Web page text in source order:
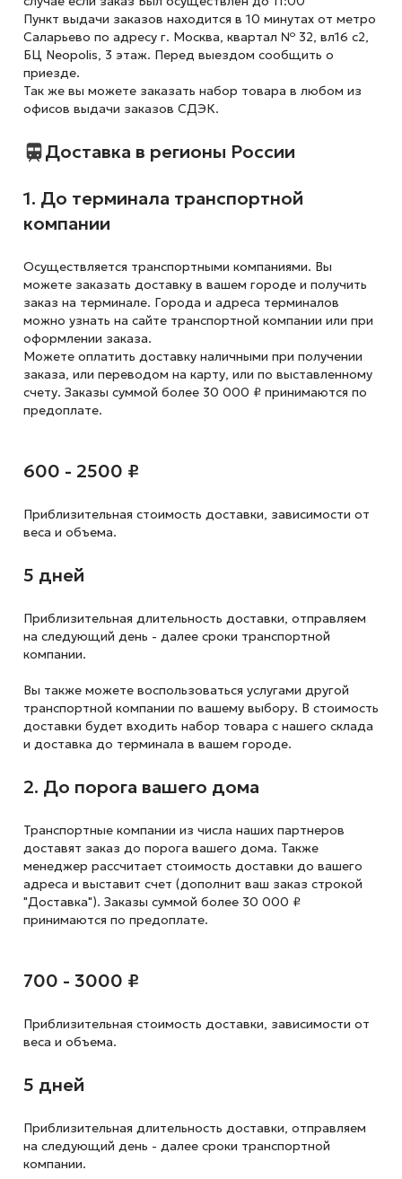
Пункт выдачи заказов находится в 10 минутах от метро
Саларьево по адресу г. Москва, квартал № 32, вл16 с2,
БЦ Neopolis, 3 этаж. Перед выездом сообщить о
приезде.
Так же вы можете заказать набор товара в любом из
офисов выдачи заказов СДЭК.
Доставка в регионы России
1. До терминала транспортной
компании
Осуществляется транспортными компаниями. Вы
можете заказать доставку в вашем городе и получить
заказ на терминале. Города и адреса терминалов
можно узнать на сайте транспортной компании или при
оформлении заказа.
Можете оплатить доставку наличными при получении
заказа, или переводом на карту, или по выставленному
счету. Заказы суммой более 30 000 ₽ принимаются по
предоплате.
600 - 2500 ₽
Приблизительная стоимость доставки, зависимости от
веса и объема.
5 дней
Приблизительная длительность доставки, отправляем
на следующий день - далее сроки транспортной
компании.
Вы также можете воспользоваться услугами другой
транспортной компании по вашему выбору. В стоимость
доставки будет входить набор товара с нашего склада
и доставка до терминала в вашем городе.
2. До порога вашего дома
Транспортные компании из числа наших партнеров
доставят заказ до порога вашего дома. Также
менеджер рассчитает стоимость доставки до вашего
адреса и выставит счет (дополнит ваш заказ строкой
"Доставка"). Заказы суммой более 30 000 ₽
принимаются по предоплате.
700 - 3000 ₽
Приблизительная стоимость доставки, зависимости от
веса и объема.
5 дней
Приблизительная длительность доставки, отправляем
на следующий день - далее сроки транспортной
компании.